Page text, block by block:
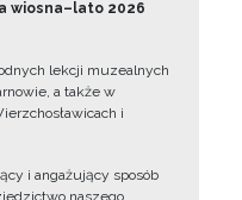
wiosna–lato 2026
lekcji muzealnych
a także w
i
i angażujący sposób
naszego